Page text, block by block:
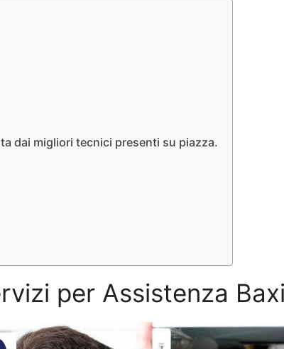
dai migliori tecnici presenti su piazza.
per Assistenza